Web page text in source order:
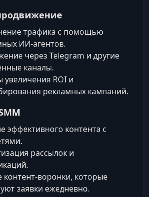
трафика с помощью
ИИ-агентов.
через Telegram и другие
каналы.
увеличения ROI и
рекламных кампаний.
эффективного контента с
рассылок и
контент-воронки, которые
заявки ежедневно.